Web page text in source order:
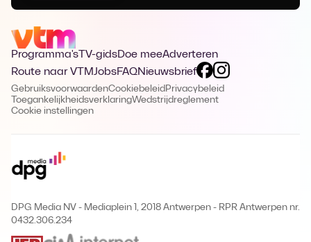
Programma'sTV-gidsDoe meeAdverteren
Route naar VTMJobsFAQNieuwsbrief
GebruiksvoorwaardenCookiebeleid Privacybeleid
ToegankelijkheidsverklaringWedstrijdreglement
Cookie instellingen
DPG Media NV - Mediaplein 1, 2018 Antwerpen - RPR Antwerpen nr.
0432.306.234